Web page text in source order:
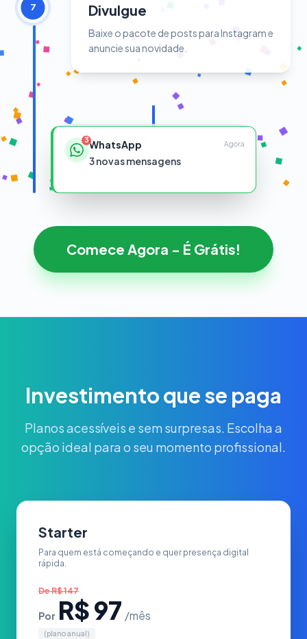
7 Divulgue
Baixe o pacote de posts para Instagram e
anuncie sua novidade.
4WhatsApp Agora
4novas mensagens
Comece Agora - É Grátis!
Investimento que se paga
Planos acessíveis e sem surpresas. Escolha a
opção ideal para o seu momento profissional.
Starter
Para quem está começando e quer presença digital
rápida.
DeR$ 147
Por R$ 97 /mês
(plano anual)